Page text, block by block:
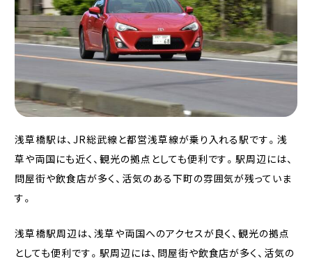
浅草橋駅は、JR総武線と都営浅草線が乗り入れる駅です。浅
草や両国にも近く、観光の拠点としても便利です。駅周辺には、
問屋街や飲食店が多く、活気のある下町の雰囲気が残っていま
す。
浅草橋駅周辺は、浅草や両国へのアクセスが良く、観光の拠点
としても便利です。駅周辺には、問屋街や飲食店が多く、活気の